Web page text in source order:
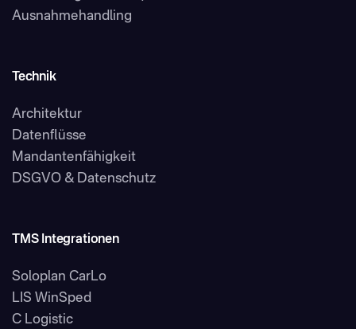
Ausnahmehandling
Technik
Architektur
Datenflüsse
Mandantenfähigkeit
DSGVO & Datenschutz
TMS Integrationen
Soloplan CarLo
LIS WinSped
C Logistic